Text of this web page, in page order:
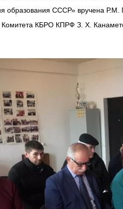
образования СССР» вручена Р.М.
Комитета КБРО КПРФ З. Х.